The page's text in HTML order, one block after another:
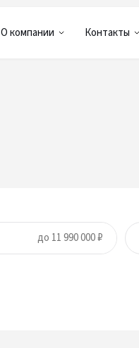
О компании Контакты